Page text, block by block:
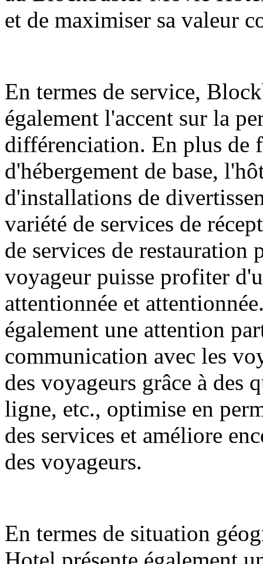
et de maximiser sa valeur
En termes de service,
également l'accent sur la
différenciation. En plus de
d'hébergement de base,
d'installations de
variété de services de
de services de restauration
voyageur puisse profiter
attentionnée et
également une attention
communication avec les
des voyageurs grâce à des
ligne, etc., optimise en
des services et améliore
des voyageurs.
En termes de situation